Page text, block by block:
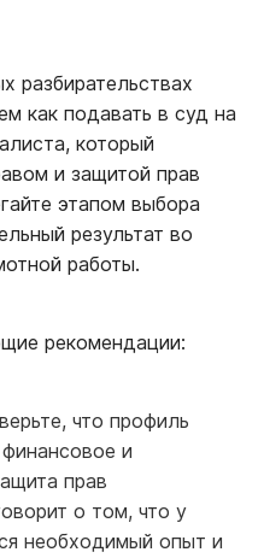
разбирательствах
как подавать в суд на
который
и защитой прав
этапом выбора
результат во
работы.
рекомендации:
что профиль
и
прав
о том, что у
необходимый опыт и